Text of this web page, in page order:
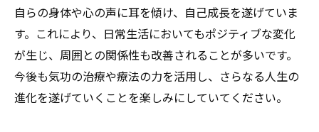
自らの身体や心の声に耳を傾け、自己成長を遂げていま
す。これにより、日常生活においてもポジティブな変化
が生じ、周囲との関係性も改善されることが多いです。
今後も気功の治療や療法の力を活用し、さらなる人生の
進化を遂げていくことを楽しみにしていてください。